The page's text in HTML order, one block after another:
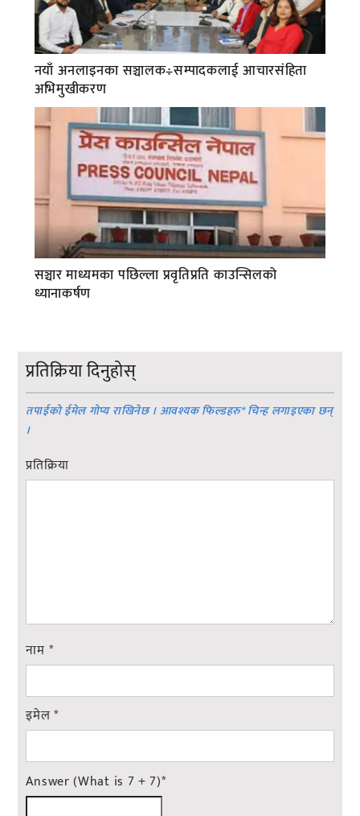
नयाँ अनलाइनका सञ्चालक÷सम्पादकलाई आचारसंहिता
अभिमुखीकरण
सञ्चार माध्यमका पछिल्ला प्रवृतिप्रति काउन्सिलको
ध्यानाकर्षण
प्रतिक्रिया दिनुहोस्
तपाईको ईमेल गोप्य राखिनेछ । आवश्यक फिल्डहरु*चिन्ह लगाइएका छन्
।
प्रतिक्रिया
नाम *
इमेल*
Answer (What is 7 + 7)*